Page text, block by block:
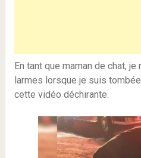
En tant que maman de chat, je
larmes lorsque je suis
cette vidéo déchirante.